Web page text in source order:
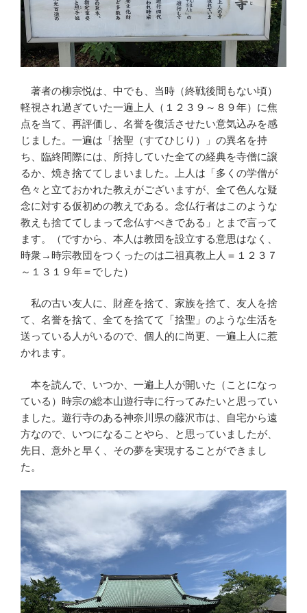
著者の柳宗悦は、中でも、当時（終戦後間もない頃）
軽視され過ぎていた一遍上人（１２３９～８９年）に焦
点を当て、再評価し、名誉を復活させたい意気込みを感
じました。一遍は「捨聖（すてひじり）」の異名を持
ち、臨終間際には、所持していた全ての経典を寺僧に譲
るか、焼き捨ててしまいました。上人は「多くの学僧が
色々と立ておかれた教えがございますが、全て色んな疑
念に対する仮初めの教えである。念仏行者はこのような
教えも捨ててしまって念仏すべきである」とまで言って
ます。（ですから、本人は教団を設立する意思はなく、
時衆→時宗教団をつくったのは二祖真教上人＝１２３７
～１３１９年＝でした）
私の古い友人に、財産を捨て、家族を捨て、友人を捨
て、名誉を捨て、全てを捨てて「捨聖」のような生活を
送っている人がいるので、個人的に尚更、一遍上人に惹
かれます。
本を読んで、いつか、一遍上人が開いた（ことになっ
ている）時宗の総本山遊行寺に行ってみたいと思ってい
ました。遊行寺のある神奈川県の藤沢市は、自宅から遠
方なので、いつになることやら、と思っていましたが、
先日、意外と早く、その夢を実現することができまし
た。